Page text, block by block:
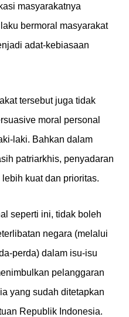
masyarakatnya
bermoral masyarakat
adat-kebiasaan
tersebut juga tidak
moral personal
laki. Bahkan dalam
patriarkhis, penyadaran
kuat dan prioritas.
seperti ini, tidak boleh
negara (melalui
perda) dalam isu-isu
pelanggaran
yang sudah ditetapkan
Republik Indonesia.